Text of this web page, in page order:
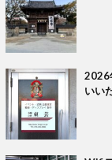
2026
いい